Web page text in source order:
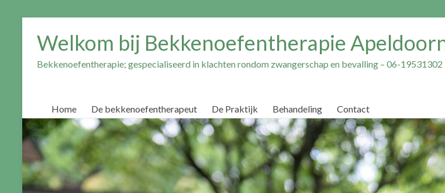
naar
inhoudWelkom bij Bekkenoefentherapie
Bekkenoefentherapie; gespecialiseerd in klachten rondom zwangerschap en bevalling – 06-19531302
Home De bekkenoefentherapeut De Praktijk Behandeling Contact